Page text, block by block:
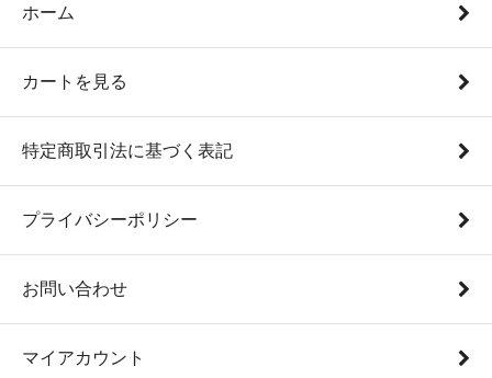
ホーム
カートを見る
特定商取引法に基づく表記
プライバシーポリシー
お問い合わせ
マイアカウント